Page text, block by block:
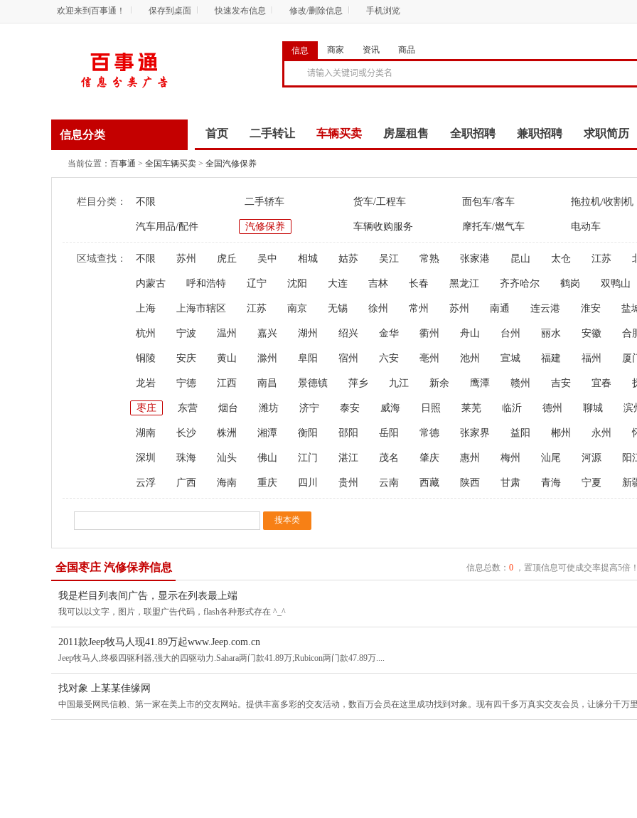
欢迎来到百事通！ 保存到桌面 快速发布信息 修改/删除信息 手机浏览
信息 商家 资讯 商品
信息分类 首页 二手转让 车辆买卖 房屋租售 全职招聘 兼职招聘 求职简历
商务服务
当前位置： 百事通 > 全国车辆买卖 > 全国汽修保养
栏目分类： 不限 二手轿车 货车/工程车 面包车/客车 拖拉机/收割机
汽车用品/配件 汽修保养 车辆收购服务 摩托车/燃气车 电动车
区域查找： 不限 苏州 虎丘 吴中 相城 姑苏 吴江 常熟 张家港 昆山 太仓 江苏
内蒙古 呼和浩特 辽宁 沈阳 大连 吉林 长春 黑龙江 齐齐哈尔 鹤岗 双鸭山
上海 上海市辖区 江苏 南京 无锡 徐州 常州 苏州 南通 连云港 淮安 盐
杭州 宁波 温州 嘉兴 湖州 绍兴 金华 衢州 舟山 台州 丽水 安徽 合
铜陵 安庆 黄山 滁州 阜阳 宿州 六安 亳州 池州 宣城 福建 福州 厦
龙岩 宁德 江西 南昌 景德镇 萍乡 九江 新余 鹰潭 赣州 吉安 宜春
枣庄 东营 烟台 潍坊 济宁 泰安 威海 日照 莱芜 临沂 德州 聊城 滨
湖南 长沙 株洲 湘潭 衡阳 邵阳 岳阳 常德 张家界 益阳 郴州 永州
深圳 珠海 汕头 佛山 江门 湛江 茂名 肇庆 惠州 梅州 汕尾 河源 阳
云浮 广西 海南 重庆 四川 贵州 云南 西藏 陕西 甘肃 青海 宁夏 新
全国枣庄 汽修保养信息 信息总数： 0，置顶信息可使成交率提高5倍
我是栏目列表间广告，显示在列表最上端
我可以以文字，图片，联盟广告代码，flash各种形式存在 ^_^
2011款Jeep牧马人现41.89万起www.Jeep.com.cn
Jeep牧马人,终极四驱利器,强大的四驱动力.Sahara两门款41.89万;Rubicon两门款47.89万....
找对象 上某某佳缘网
中国最受网民信赖、第一家在美上市的交友网站。提供丰富多彩的交友活动，数百万会员在这里成功找到对象。现有四千多万真实交友会员，让缘分千万